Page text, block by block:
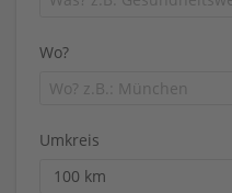
Wo?
Umkreis